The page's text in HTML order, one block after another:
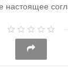
настоящее